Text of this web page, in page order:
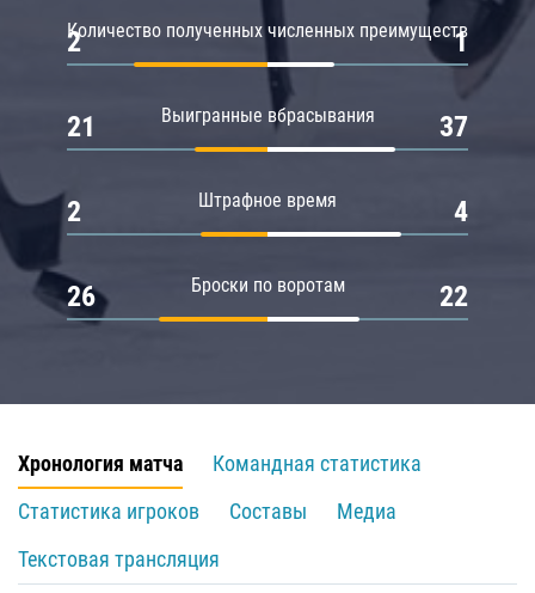
Количество полученных численных преимуществ
2 1
Выигранные вбрасывания
21 37
Штрафное время
2 4
Броски по воротам
26 22
Хронология матча
Командная статистика
Статистика игроков
Составы
Медиа
Текстовая трансляция